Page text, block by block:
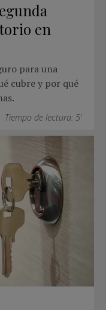
en
para una
cubre y por qué
Tiempo de lectura: 5'